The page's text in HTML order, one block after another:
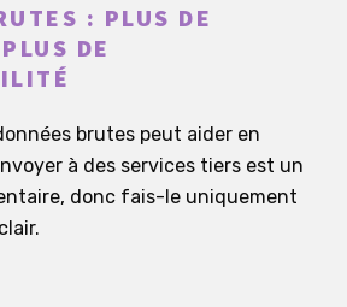
: PLUS DE
DE
brutes peut aider en
à des services tiers est un
donc fais-le uniquement